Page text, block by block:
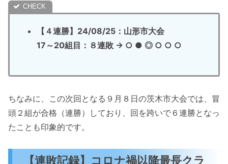
【４連勝】24/08/25：山形市大会
17～20組目：８連敗 → ○ ● ◎ ○ ○ ○
ちなみに、この次回となる９月８日の茨木市大会では、冒
頭２組が合格（連勝）しており、回を跨いで６連勝となっ
たことも印象的です。
【連敗記録】コロナ禍以降最長クラ